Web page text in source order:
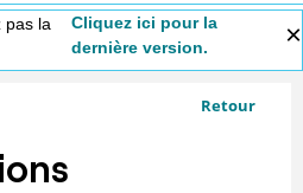
pas la
Cliquez ici pour la
dernière version.
Retour